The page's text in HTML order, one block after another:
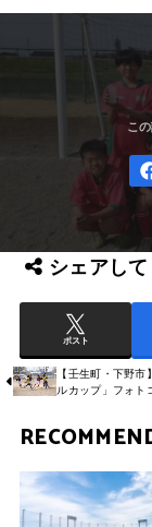
シェアし
ポスト
【壬生町・下野
ルカップ」フォト